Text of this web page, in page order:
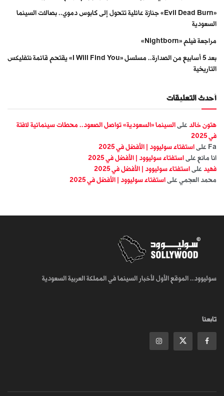
«Evil Dead Burn» جنازة عائلية تتحول إلى كابوس دموي.. بصالات السينما
السعودية
مراجعة فيلم «Nightborn»
بعد 5 أسابيع من الصدارة.. مسلسل «I Will Find You» يقتحم قائمة نتفليكس
التاريخية
أحدث التعليقات
هتون خالد على السينما «السعودية» تواصل الصعود.. محطات سينمائية لافتة
في 2025
Fa على استفتاء سوليوود | الأفضل في 2025
انا مانع على استفتاء سوليوود | الأفضل في 2025
فهيد على استفتاء سوليوود | الأفضل في 2025
محمد العجمي على استفتاء سوليوود | الأفضل في 2025
سوليوود.. الموقع الأول لأخبار السينما في المملكة العربية السعودية
تابعنا